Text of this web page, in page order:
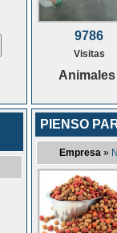
9786
Visitas
PIENSO
Empresa »